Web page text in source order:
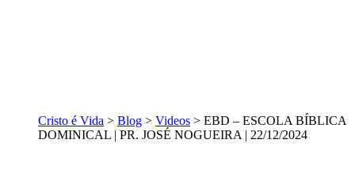
Cristo é Vida > Blog > Videos > EBD – ESCOLA BÍBLICA
DOMINICAL | PR. JOSÉ NOGUEIRA | 22/12/2024